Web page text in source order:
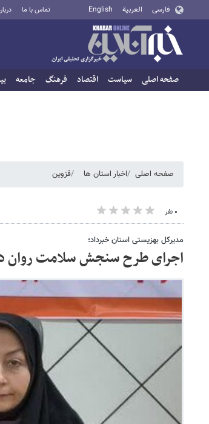
فارسی العربية English تماس با ما
صفحه اصلی سیاست اقتصاد فرهنگ جامعه
صفحه اصلی اخبار استان ها قزوین
۰ نفر
مدیرکل بهزیستی استان خبرداد؛
اجرای طرح سنجش سلامت روان